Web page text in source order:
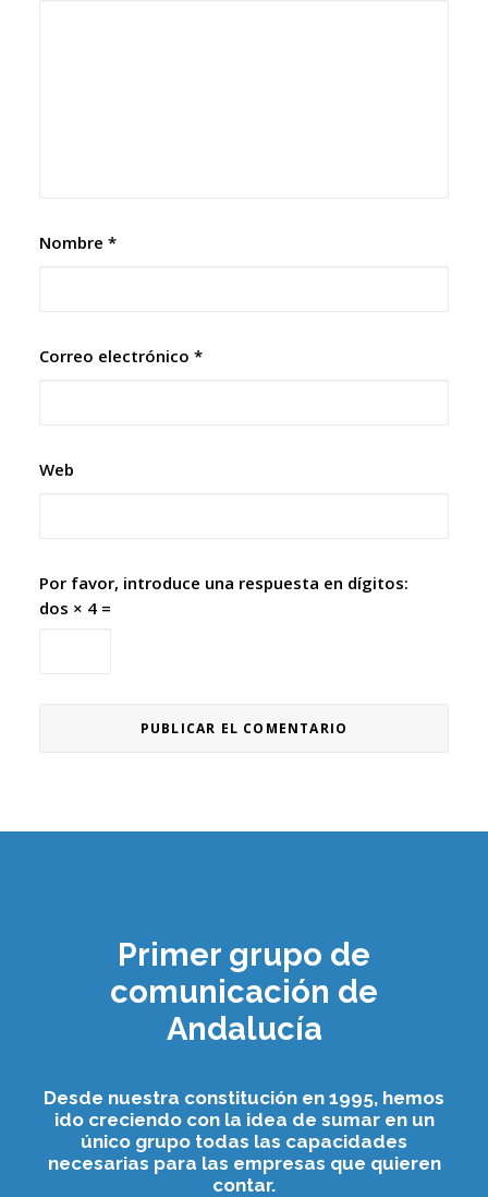
Nombre *
Correo electrónico *
Web
Por favor, introduce una respuesta en dígitos:
dos × 4 =
Primer grupo de
comunicación de
Andalucía
Desde nuestra constitución en 1995, hemos
ido creciendo con la idea de sumar en un
único grupo todas las capacidades
necesarias para las empresas que quieren
contar.